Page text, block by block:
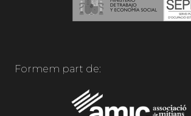
Formem part de: